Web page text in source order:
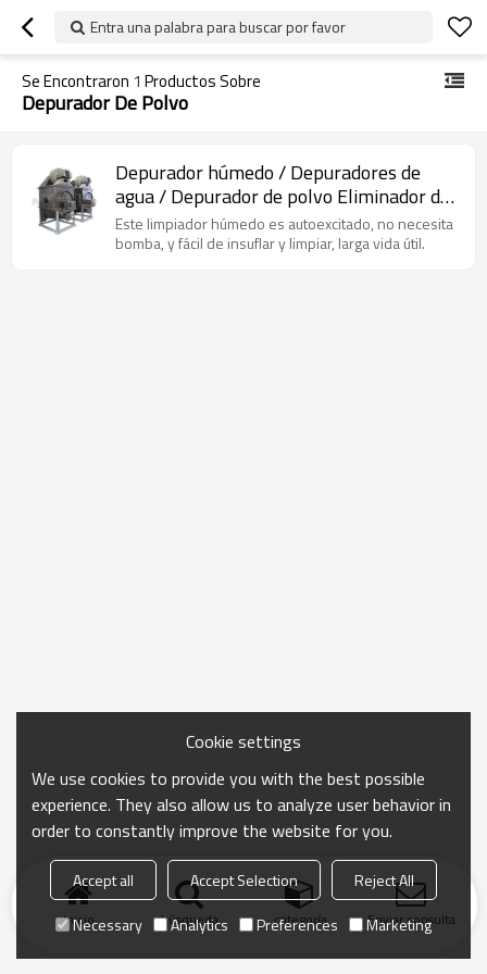
Entra una palabra para buscar por favor
Se Encontraron 1 Productos Sobre
Depurador De Polvo
Depurador húmedo / Depuradores de
agua / Depurador de polvo Eliminador de
polvo acuoso
Este limpiador húmedo es autoexcitado, no necesita
bomba, y fácil de insuflar y limpiar, larga vida útil.
Inicio búsqueda categoría Enviar consulta
Cookie settings
We use cookies to provide you with the best possible
experience. They also allow us to analyze user behavior in
order to constantly improve the website for you.
Accept all Accept Selection
Reject All
Necessary
Analytics Preferences Marketing